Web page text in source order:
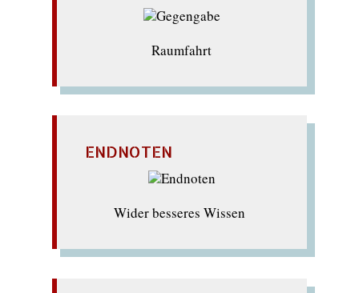
Raumfahrt
ENDNOTEN
Wider besseres Wissen